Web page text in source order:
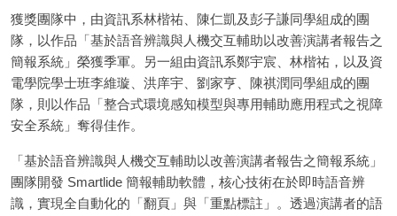
獲獎團隊中，由資訊系林楷祐、陳仁凱及彭子謙同學組成的團
隊，以作品「基於語音辨識與人機交互輔助以改善演講者報告之
簡報系統」榮獲季軍。另一組由資訊系鄭宇宸、林楷祐，以及資
電學院學士班李維璇、洪庠宇、劉家亨、陳祺潤同學組成的團
隊，則以作品「整合式環境感知模型與專用輔助應用程式之視障
安全系統」奪得佳作。
「基於語音辨識與人機交互輔助以改善演講者報告之簡報系統」
團隊開發 Smartlide 簡報輔助軟體，核心技術在於即時語音辨
識，實現全自動化的「翻頁」與「重點標註」。透過演講者的語